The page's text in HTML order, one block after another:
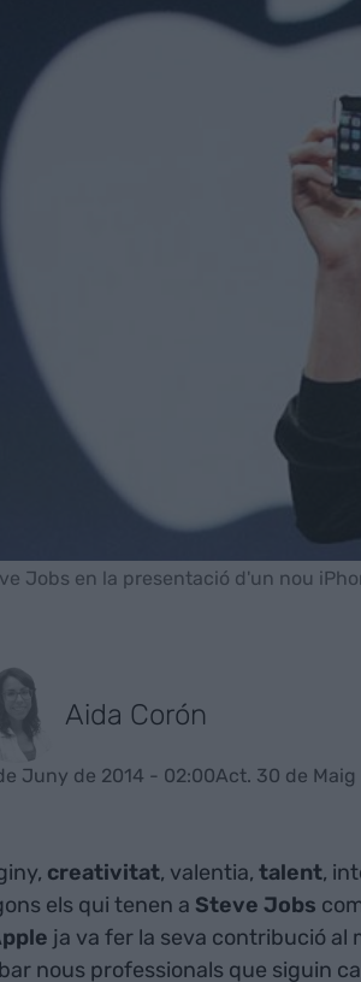
Jobs en la presentació d'un nou
Aida Corón
Juny de 2014 - 02:00Act. 30 de Maig
creativitat, valentia, talent,
els qui tenen a Steve Jobs
ja va fer la seva contribució al
nous professionals que siguin